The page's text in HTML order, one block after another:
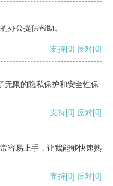
办公提供帮助。
支持[0] 反对[0]
无限的隐私保护和安全性保
支持[0] 反对[0]
容易上手，让我能够快速熟
支持[0] 反对[0]